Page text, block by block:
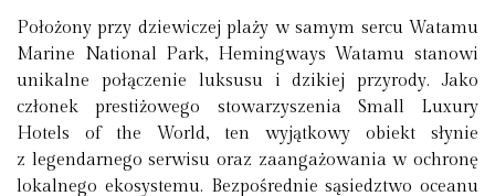
Położony przy dziewiczej plaży w samym sercu Watamu
Marine National Park, Hemingways Watamu stanowi
unikalne połączenie luksusu i dzikiej przyrody. Jako
członek prestiżowego stowarzyszenia Small Luxury
Hotels of the World, ten wyjątkowy obiekt słynie
z legendarnego serwisu oraz zaangażowania w ochronę
lokalnego ekosystemu. Bezpośrednie sąsiedztwo oceanu